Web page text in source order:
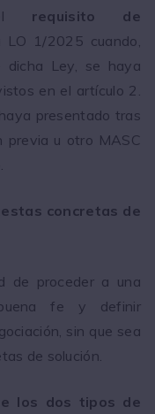
el requisito de
1/2025 cuando,
Ley, se haya
en el artículo 2.
presentado tras
previa u otro MASC
concretas de
de proceder a una
fe y definir
sin que sea
de solución.
los dos tipos de